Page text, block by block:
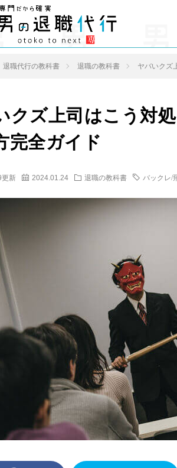
退職代行の教科書 退職の教科書 ヤバいクズ
クズ上司はこう対
完全ガイド
更新 2024.01.24 退職の教科書 バックレ/